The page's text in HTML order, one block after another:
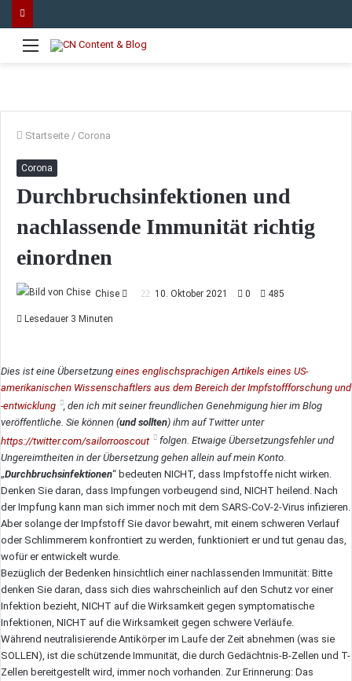
Menü
Startseite / Corona
Corona
Durchbruchsinfektionen und
nachlassende Immunität richtig
einordnen
Chise
Sende
Mail
10. Oktober 2021 0 485
Lesedauer 3 Minuten
Dies ist eine Übersetzung eines englischsprachigen Artikels eines US-
amerikanischen Wissenschaftlers aus dem Bereich der Impfstoffforschung und
-entwicklung
, den ich mit seiner freundlichen Genehmigung hier im Blog
veröffentliche. Sie können (und sollten) ihm auf Twitter unter
https://twitter.com/sailorrooscout
folgen. Etwaige Übersetzungsfehler und
Ungereimtheiten in der Übersetzung gehen allein auf mein Konto.
„Durchbruchsinfektionen“ bedeuten NICHT, dass Impfstoffe nicht wirken.
Denken Sie daran, dass Impfungen vorbeugend sind, NICHT heilend. Nach
der Impfung kann man sich immer noch mit dem SARS-CoV-2-Virus infizieren.
Aber solange der Impfstoff Sie davor bewahrt, mit einem schweren Verlauf
oder Schlimmerem konfrontiert zu werden, funktioniert er und tut genau das,
wofür er entwickelt wurde.
Bezüglich der Bedenken hinsichtlich einer nachlassenden Immunität: Bitte
denken Sie daran, dass sich dies wahrscheinlich auf den Schutz vor einer
Infektion bezieht, NICHT auf die Wirksamkeit gegen symptomatische
Infektionen, NICHT auf die Wirksamkeit gegen schwere Verläufe.
Während neutralisierende Antikörper im Laufe der Zeit abnehmen (was sie
SOLLEN), ist die schützende Immunität, die durch Gedächtnis-B-Zellen und T-
Zellen bereitgestellt wird, immer noch vorhanden. Zur Erinnerung: Das